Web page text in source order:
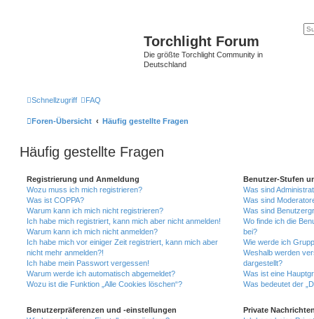
Torchlight Forum
Die größte Torchlight Community in
Deutschland
Schnellzugriff FAQ
Foren-Übersicht Häufig gestellte Fragen
Häufig gestellte Fragen
Registrierung und Anmeldung
Wozu muss ich mich registrieren?
Was ist COPPA?
Warum kann ich mich nicht registrieren?
Ich habe mich registriert, kann mich aber nicht anmelden!
Warum kann ich mich nicht anmelden?
Ich habe mich vor einiger Zeit registriert, kann mich aber
nicht mehr anmelden?!
Ich habe mein Passwort vergessen!
Warum werde ich automatisch abgemeldet?
Wozu ist die Funktion „Alle Cookies löschen“?
Benutzerpräferenzen und -einstellungen
Benutzer-Stufen
Was sind
Was sind
Was sind
Wo finde ich die
bei?
Wie werde ich
Weshalb werden
dargestellt?
Was ist eine
Was bedeutet der
Private